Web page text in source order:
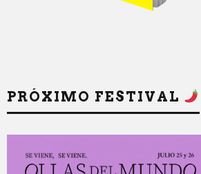
PRÓXIMO FESTIVAL